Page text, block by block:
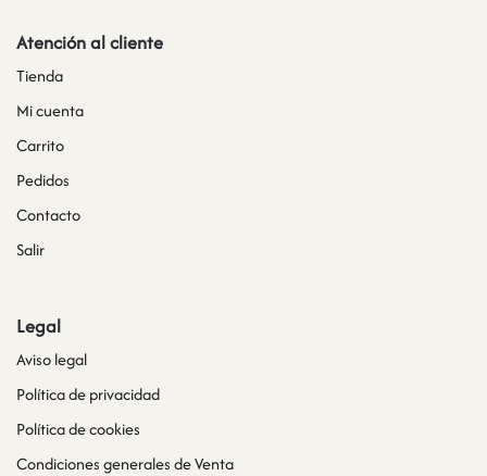
Atención al cliente
Tienda
Mi cuenta
Carrito
Pedidos
Contacto
Salir
Legal
Aviso legal
Política de privacidad
Política de cookies
Condiciones generales de Venta